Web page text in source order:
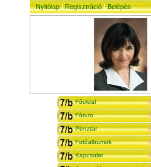
Nyitólap|Regisztráció|Belépés
Főoldal
Fórum
Pénztár
Fotóalbumok
Kapcsolat